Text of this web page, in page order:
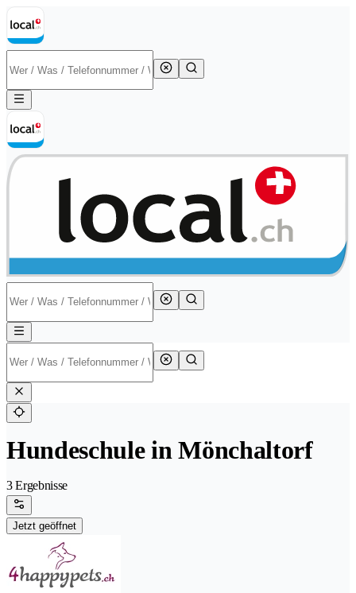
Hundeschule in Mönchaltorf
3 Ergebnisse
Jetzt geöffnet